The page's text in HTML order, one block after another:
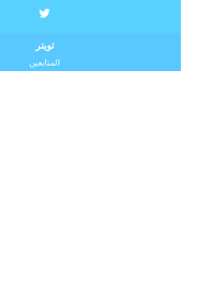
تويتر
المتابعين